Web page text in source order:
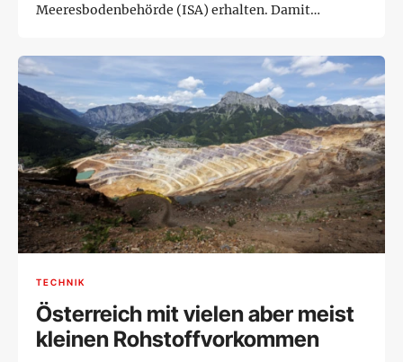
Meeresbodenbehörde (ISA) erhalten. Damit
TECHNIK
Österreich mit vielen aber meist
kleinen Rohstoffvorkommen